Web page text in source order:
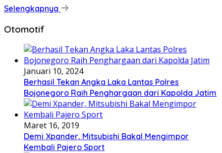
Selengkapnya
Otomotif
Januari 10, 2024
Berhasil Tekan Angka Laka Lantas Polres
Bojonegoro Raih Penghargaan dari Kapolda Jatim
Maret 16, 2019
Demi Xpander, Mitsubishi Bakal Mengimpor
Kembali Pajero Sport